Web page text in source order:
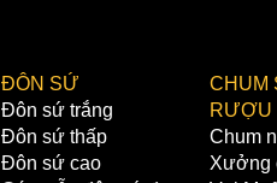
ĐÔN SỨ
Đôn sứ trắng
Đôn sứ thấp
Đôn sứ cao
CHUM
RƯỢU
Chum
Xưởng